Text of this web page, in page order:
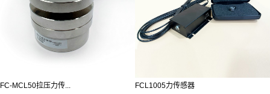
FC-MCL50拉压力传... FCL1005力传感器